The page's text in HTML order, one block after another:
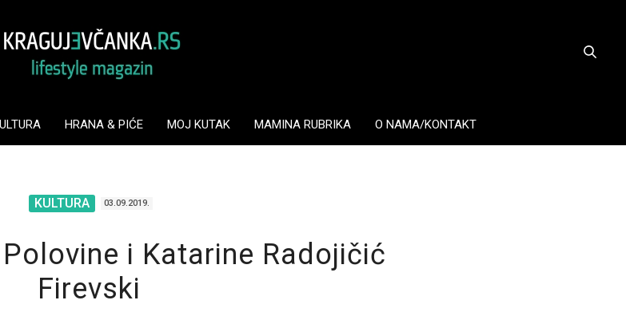
HRANA & PIĆE MOJ KUTAK MAMINA RUBRIKA O NAMA/KONTAKT
KULTURA 03.09.2019.
i Katarine Radojičić
Firevski